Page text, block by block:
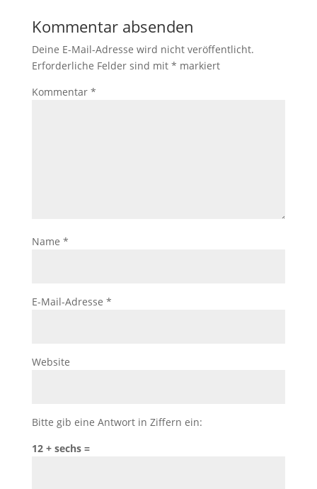
Kommentar absenden
Deine E-Mail-Adresse wird nicht veröffentlicht.
Erforderliche Felder sind mit * markiert
Kommentar *
Name *
E-Mail-Adresse *
Website
Bitte gib eine Antwort in Ziffern ein:
12 + sechs =